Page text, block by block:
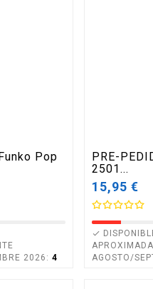
Pop
2026:4
PRE-
2501...
15,95 €

AGOSTO/